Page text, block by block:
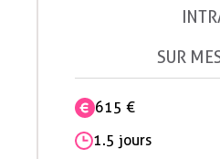
SUR
615 €
1.5 jours